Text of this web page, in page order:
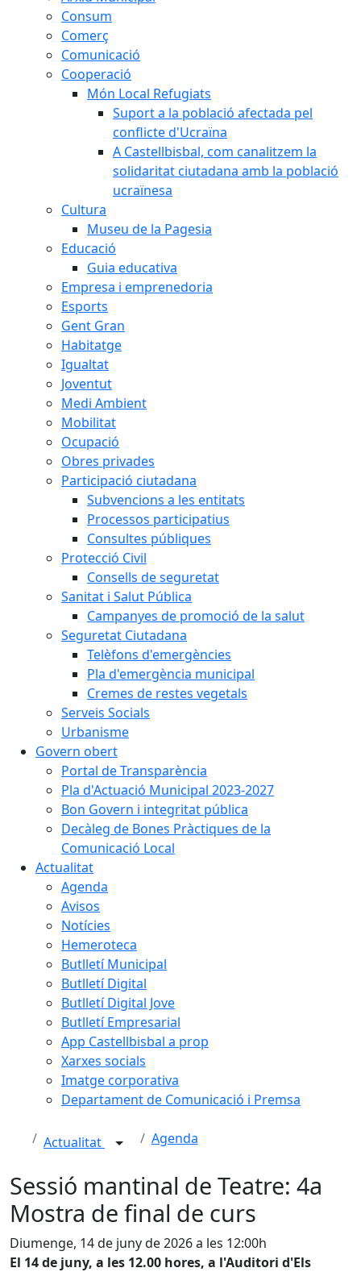
Consum
Comerç
Comunicació
Cooperació
Món Local Refugiats
Suport a la població afectada pel
conflicte d'Ucraïna
A Castellbisbal, com canalitzem la
solidaritat ciutadana amb la població
ucraïnesa
Cultura
Museu de la Pagesia
Educació
Guia educativa
Empresa i emprenedoria
Esports
Gent Gran
Habitatge
Igualtat
Joventut
Medi Ambient
Mobilitat
Ocupació
Obres privades
Participació ciutadana
Subvencions a les entitats
Processos participatius
Consultes públiques
Protecció Civil
Consells de seguretat
Sanitat i Salut Pública
Campanyes de promoció de la salut
Seguretat Ciutadana
Telèfons d'emergències
Pla d'emergència municipal
Cremes de restes vegetals
Serveis Socials
Urbanisme
Govern obert
Portal de Transparència
Pla d'Actuació Municipal 2023-2027
Bon Govern i integritat pública
Decàleg de Bones Pràctiques de la
Comunicació Local
Actualitat
Agenda
Avisos
Notícies
Hemeroteca
Butlletí Municipal
Butlletí Digital
Butlletí Digital Jove
Butlletí Empresarial
App Castellbisbal a prop
Xarxes socials
Imatge corporativa
Departament de Comunicació i Premsa
Actualitat Agenda
Sessió mantinal de Teatre: 4a
Mostra de final de curs
Diumenge, 14 de juny de 2026 a les 12:00h
El 14 de juny, a les 12.00 hores, a l'Auditori d'Els